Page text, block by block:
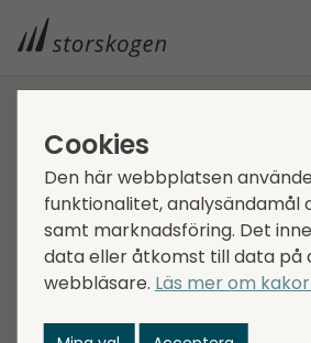
STORSKOGEN
STORSKOGEN GÖR SIN FÖRSTA
Storskogen
första
Singapore
Cookies
Den här webbplatsen
funktionalitet,
samt marknadsföring. Det
data eller åtkomst till data på
webbläsare. Läs mer om